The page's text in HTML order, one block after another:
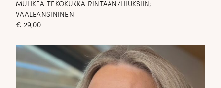
MUHKEA TEKOKUKKA RINTAAN/HIUKSIIN;
VAALEANSININEN
€ 29,00